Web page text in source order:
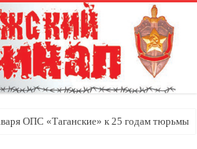
ОПС «Таганские» к 25 годам тюрьмы